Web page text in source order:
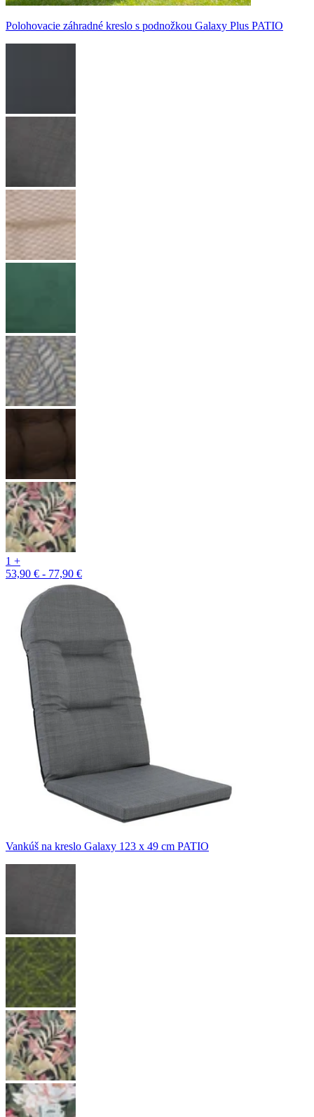
Polohovacie záhradné kreslo s podnožkou Galaxy Plus PATIO
1 +
53,90 € - 77,90 €
Vankúš na kreslo Galaxy 123 x 49 cm PATIO